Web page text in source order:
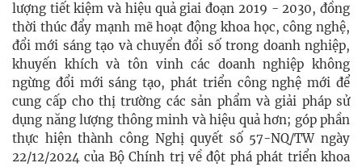
lượng tiết kiệm và hiệu quả giai đoạn 2019 - 2030, đồng
thời thúc đẩy mạnh mẽ hoạt động khoa học, công nghệ,
đổi mới sáng tạo và chuyển đổi số trong doanh nghiệp,
khuyến khích và tôn vinh các doanh nghiệp không
ngừng đổi mới sáng tạo, phát triển công nghệ mới để
cung cấp cho thị trường các sản phẩm và giải pháp sử
dụng năng lượng thông minh và hiệu quả hơn; góp phần
thực hiện thành công Nghị quyết số 57-NQ/TW ngày
22/12/2024 của Bộ Chính trị về đột phá phát triển khoa